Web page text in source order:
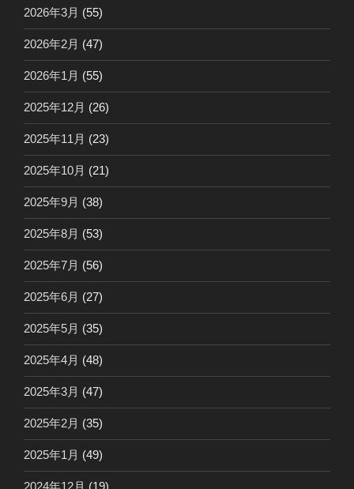
2026年3月 (55)
2026年2月 (47)
2026年1月 (55)
2025年12月 (26)
2025年11月 (23)
2025年10月 (21)
2025年9月 (38)
2025年8月 (53)
2025年7月 (56)
2025年6月 (27)
2025年5月 (35)
2025年4月 (48)
2025年3月 (47)
2025年2月 (35)
2025年1月 (49)